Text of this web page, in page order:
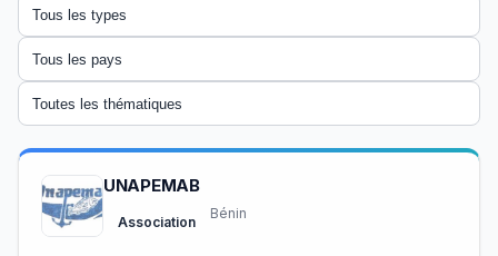
UNAPEMAB
Association
Bénin